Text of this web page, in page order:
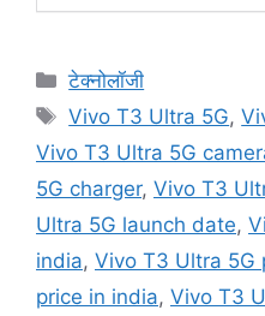
Categories
टेक्नोलॉजी
Tags
Vivo T3 Ultra 5G,
Vivo T3 Ultra 5G
5G charger, Vivo T3
Ultra 5G launch date,
india, Vivo T3 Ultra 5G
price in india, Vivo T3